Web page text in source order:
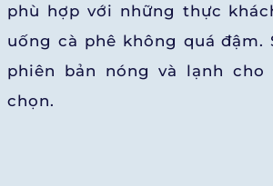
phù hợp với những thực
uống cà phê không quá đậm.
phiên bản nóng và lạnh cho
chọn.